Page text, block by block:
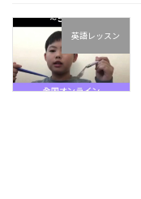
英語レッスン